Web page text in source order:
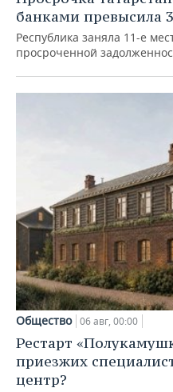
банками превысила
Республика заняла 11-е
просроченной
Общество 06 авг, 00:00
Рестарт
приезжих
центр?